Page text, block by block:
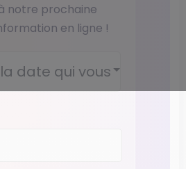
notre prochaine
en ligne !
*